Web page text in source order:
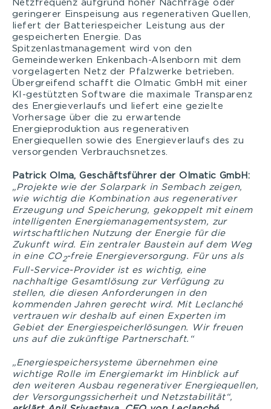
Netzfrequenz aufgrund hoher Nachfrage oder
geringerer Einspeisung aus regenerativen Quellen,
liefert der Batteriespeicher Leistung aus der
gespeicherten Energie. Das
Spitzenlastmanagement wird von den
Gemeindewerken Enkenbach-Alsenborn mit dem
vorgelagerten Netz der Pfalzwerke betrieben.
Übergreifend schafft die Olmatic GmbH mit einer
KI-gestützten Software die maximale Transparenz
des Energieverlaufs und liefert eine gezielte
Vorhersage über die zu erwartende
Energieproduktion aus regenerativen
Energiequellen sowie des Energieverlaufs des zu
versorgenden Verbrauchsnetzes.
Patrick Olma, Geschäftsführer der Olmatic GmbH:
„Projekte wie der Solarpark in Sembach zeigen,
wie wichtig die Kombination aus regenerativer
Erzeugung und Speicherung, gekoppelt mit einem
intelligenten Energiemanagementsystem, zur
wirtschaftlichen Nutzung der Energie für die
Zukunft wird. Ein zentraler Baustein auf dem Weg
in eine CO2-freie Energieversorgung. Für uns als
Full-Service-Provider ist es wichtig, eine
nachhaltige Gesamtlösung zur Verfügung zu
stellen, die diesen Anforderungen in den
kommenden Jahren gerecht wird. Mit Leclanché
vertrauen wir deshalb auf einen Experten im
Gebiet der Energiespeicherlösungen. Wir freuen
uns auf die zukünftige Partnerschaft.“
„Energiespeichersysteme übernehmen eine
wichtige Rolle im Energiemarkt im Hinblick auf
den weiteren Ausbau regenerativer Energiequellen,
der Versorgungssicherheit und Netzstabilität“,